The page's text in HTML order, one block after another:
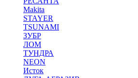
Makita
STAYER
TSUNAMI
ЗУБР
ЛОМ
ТУНДРА
NEON
Исток